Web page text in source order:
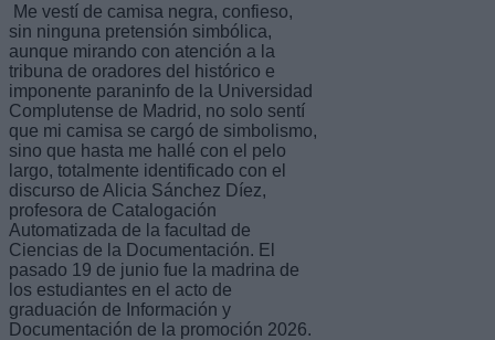
Me vestí de camisa negra, confieso,
sin ninguna pretensión simbólica,
aunque mirando con atención a la
tribuna de oradores del histórico e
imponente paraninfo de la Universidad
Complutense de Madrid, no solo sentí
que mi camisa se cargó de simbolismo,
sino que hasta me hallé con el pelo
largo, totalmente identificado con el
discurso de Alicia Sánchez Díez,
profesora de Catalogación
Automatizada de la facultad de
Ciencias de la Documentación. El
pasado 19 de junio fue la madrina de
los estudiantes en el acto de
graduación de Información y
Documentación de la promoción 2026.